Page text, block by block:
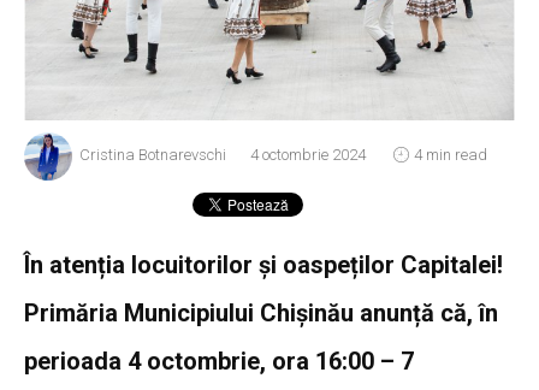
Cristina Botnarevschi 4 octombrie 2024 4 min read
În atenția locuitorilor și oaspeților Capitalei!
Primăria Municipiului Chișinău anunță că, în
perioada 4 octombrie, ora 16:00 – 7